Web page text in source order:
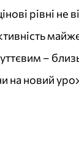
рівні не
–
на новий